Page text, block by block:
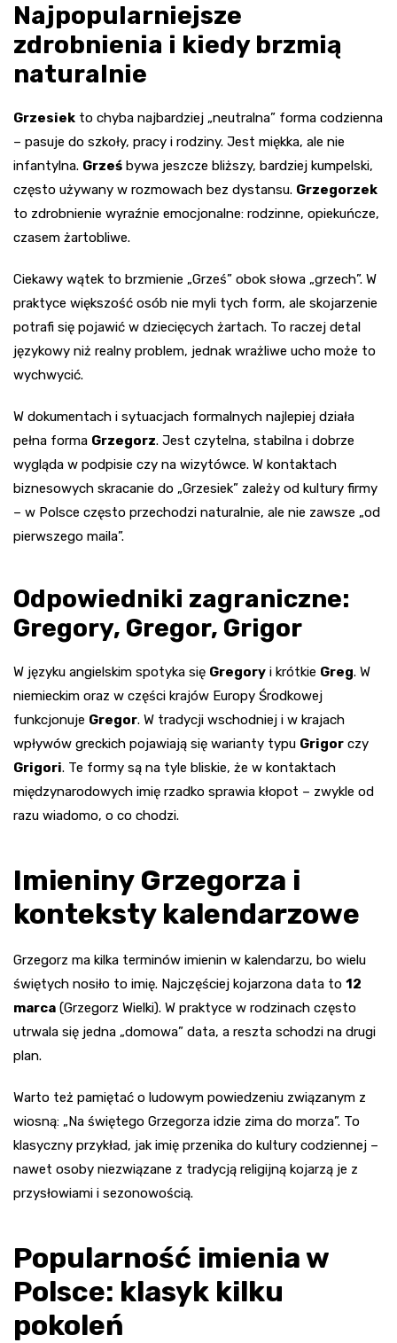
Najpopularniejsze
zdrobnienia i kiedy brzmią
naturalnie
Grzesiek to chyba najbardziej „neutralna” forma codzienna
– pasuje do szkoły, pracy i rodziny. Jest miękka, ale nie
infantylna. Grześ bywa jeszcze bliższy, bardziej kumpelski,
często używany w rozmowach bez dystansu. Grzegorzek
to zdrobnienie wyraźnie emocjonalne: rodzinne, opiekuńcze,
czasem żartobliwe.
Ciekawy wątek to brzmienie „Grześ” obok słowa „grzech”. W
praktyce większość osób nie myli tych form, ale skojarzenie
potrafi się pojawić w dziecięcych żartach. To raczej detal
językowy niż realny problem, jednak wrażliwe ucho może to
wychwycić.
W dokumentach i sytuacjach formalnych najlepiej działa
pełna forma Grzegorz. Jest czytelna, stabilna i dobrze
wygląda w podpisie czy na wizytówce. W kontaktach
biznesowych skracanie do „Grzesiek” zależy od kultury firmy
– w Polsce często przechodzi naturalnie, ale nie zawsze „od
pierwszego maila”.
Odpowiedniki zagraniczne:
Gregory, Gregor, Grigor
W języku angielskim spotyka się Gregory i krótkie Greg. W
niemieckim oraz w części krajów Europy Środkowej
funkcjonuje Gregor. W tradycji wschodniej i w krajach
wpływów greckich pojawiają się warianty typu Grigor czy
Grigori. Te formy są na tyle bliskie, że w kontaktach
międzynarodowych imię rzadko sprawia kłopot – zwykle od
razu wiadomo, o co chodzi.
Imieniny Grzegorza i
konteksty kalendarzowe
Grzegorz ma kilka terminów imienin w kalendarzu, bo wielu
świętych nosiło to imię. Najczęściej kojarzona data to 12
marca (Grzegorz Wielki). W praktyce w rodzinach często
utrwala się jedna „domowa” data, a reszta schodzi na drugi
plan.
Warto też pamiętać o ludowym powiedzeniu związanym z
wiosną: „Na świętego Grzegorza idzie zima do morza”. To
klasyczny przykład, jak imię przenika do kultury codziennej –
nawet osoby niezwiązane z tradycją religijną kojarzą je z
przysłowiami i sezonowością.
Popularność imienia w
Polsce: klasyk kilku
pokoleń